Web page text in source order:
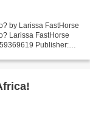
by Larissa FastHorse
Larissa FastHorse
Publisher: